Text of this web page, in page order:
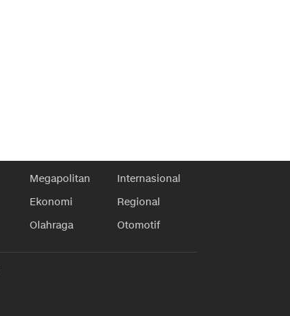
Megapolitan
Internasional
Ekonomi
Regional
Olahraga Otomotif